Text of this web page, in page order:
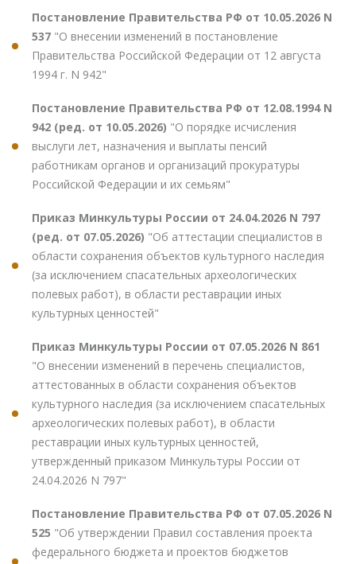
Постановление Правительства РФ от 10.05.2026 N
537 "О внесении изменений в постановление
Правительства Российской Федерации от 12 августа
1994 г. N 942"
Постановление Правительства РФ от 12.08.1994 N
942 (ред. от 10.05.2026) "О порядке исчисления
выслуги лет, назначения и выплаты пенсий
работникам органов и организаций прокуратуры
Российской Федерации и их семьям"
Приказ Минкультуры России от 24.04.2026 N 797
(ред. от 07.05.2026) "Об аттестации специалистов в
области сохранения объектов культурного наследия
(за исключением спасательных археологических
полевых работ), в области реставрации иных
культурных ценностей"
Приказ Минкультуры России от 07.05.2026 N 861
"О внесении изменений в перечень специалистов,
аттестованных в области сохранения объектов
культурного наследия (за исключением спасательных
археологических полевых работ), в области
реставрации иных культурных ценностей,
утвержденный приказом Минкультуры России от
24.04.2026 N 797"
Постановление Правительства РФ от 07.05.2026 N
525 "Об утверждении Правил составления проекта
федерального бюджета и проектов бюджетов